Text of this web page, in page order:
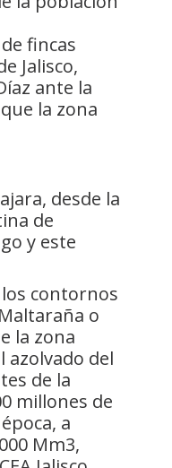
fincas
Jalisco,
ante la
la zona
desde la
de
y este
contornos
o
la zona
azolvado del
de la
millones de
a
Mm3,